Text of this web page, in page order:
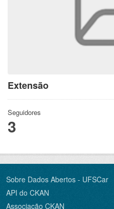
Extensão
Seguidores
3
Sobre Dados Abertos - UFSCar
API do CKAN
Associação CKAN